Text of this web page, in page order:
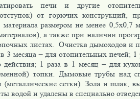
печи и другие
от горючих конструкций,
размером не менее 0,5х0,7
а также при наличии
листах. Очистка дымоходов и
3 месяца – для отопительных печей; 1
действия; 1 раза в 1 месяц – для
топки. Дымовые трубы над
сетки). Зола и шлак,
водой и удалены в специально